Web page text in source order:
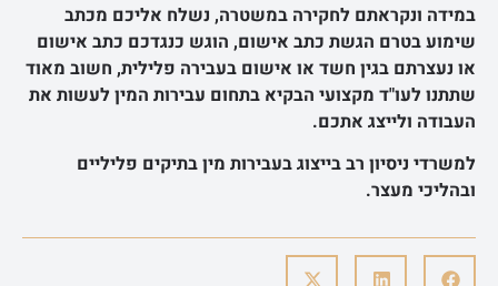
במידה ונקראתם לחקירה במשטרה, נשלח אליכם מכתב
שימוע בטרם הגשת כתב אישום, הוגש כנגדכם כתב אישום
או נעצרתם בגין חשד או אישום בעבירה פלילית, חשוב מאוד
שתתנו לעו"ד מקצועי הבקיא בתחום עבירות המין לעשות את
העבודה ולייצג אתכם.
למשרדי ניסיון רב בייצוג בעבירות מין בתיקים פליליים
ובהליכי מעצר.